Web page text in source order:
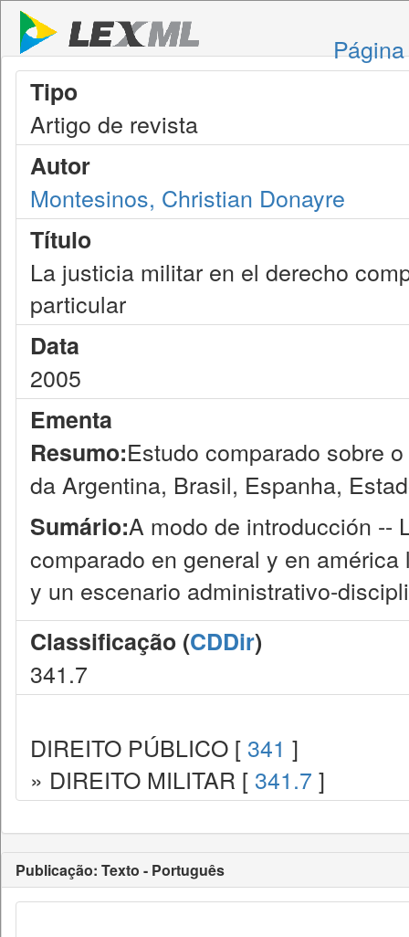
Tipo
Artigo de revista
Autor
Montesinos, Christian Donayre
Título
La justicia militar en el derecho
particular
Data
2005
Ementa
Resumo:Estudo comparado sobre
da Argentina, Brasil, Espanha,
Sumário:A modo de introducción --
comparado en general y en
y un escenario administrativo-
Classificação (CDDir)
341.7
DIREITO PÚBLICO [ 341 ]
» DIREITO MILITAR [ 341.7 ]
Publicação: Texto - Português